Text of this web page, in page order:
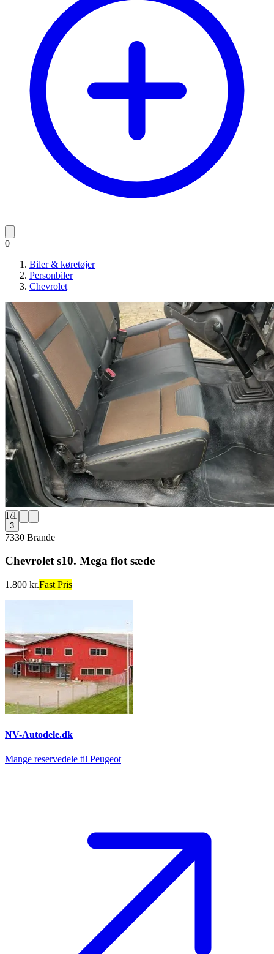
0
Biler & køretøjer
Personbiler
Chevrolet
1/1
3
7330 Brande
Chevrolet s10. Mega flot sæde
1.800 kr.Fast Pris
NV-Autodele.dk
Mange reservedele til Peugeot